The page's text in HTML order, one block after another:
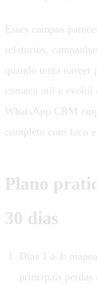
Esses campos
relatorios,
quando tenta
comeca util e evolui
WhatsApp CRM
completo com foco
Plano
30 dias
Dias 1 a 3:
principais perdas